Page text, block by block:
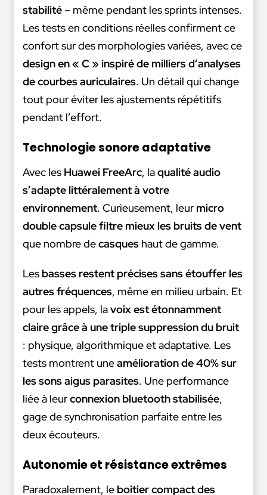
stabilité– même pendant les sprints intenses.
Les tests en conditions réelles confirment ce
confort sur des morphologies variées, avec ce
design en « C » inspiré de milliers d’analyses
de courbes auriculaires. Un détail qui change
tout pour éviter les ajustements répétitifs
pendant l’effort.
Technologie sonore adaptative
Avec les Huawei FreeArc, laqualité audio
s’adapte littéralement à votre
environnement. Curieusement, leur micro
double capsule filtre mieux les bruits de vent
que nombre decasques haut de gamme.
Les basses restent précises sans étouffer les
autres fréquences, même en milieu urbain. Et
pour les appels, lavoix est étonnamment
claire grâce à une triple suppression du bruit
: physique, algorithmique et adaptative. Les
tests montrent uneamélioration de 40% sur
les sons aigus parasites. Une performance
liée à leurconnexion bluetooth stabilisée,
gage de synchronisation parfaite entre les
deux écouteurs.
Autonomie et résistance extrêmes
Paradoxalement, le boitier compact des